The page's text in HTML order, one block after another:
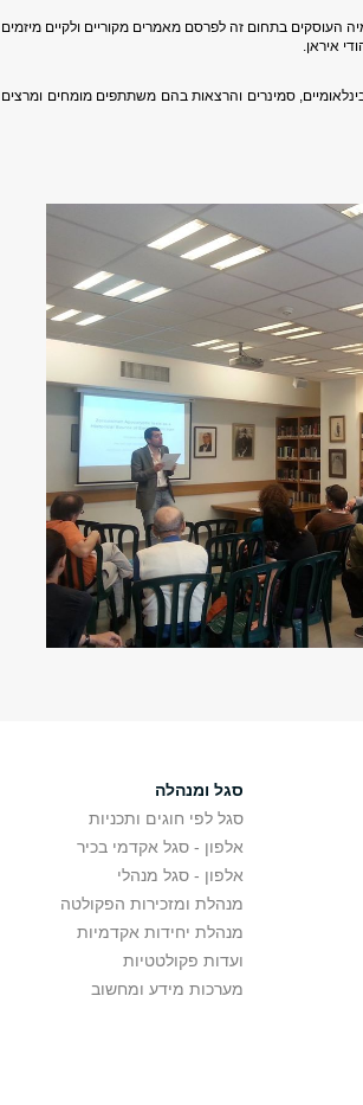
העוסקים בתחום זה לפרסם מאמרים מקוריים ולקיים מיזמים
איראן.
סמינרים והרצאות בהם משתתפים מומחים ומרצים
סגל ומנהלה
סגל לפי חוגים ותכניות
אלפון - סגל אקדמי בכיר
אלפון - סגל מנהלי
מנהלת ומזכירות הפקולטה
מנהלת יחידות אקדמיות
ועדות פקולטטיות
מערכות מידע ומחשוב